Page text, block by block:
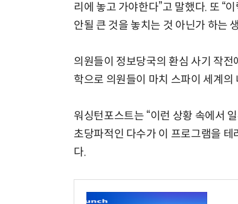
리에 놓고 가야한다”고 말했다. 또 “
안될 큰 것을 놓치는 것 아닌가 하는
의원들이 정보당국의 환심 사기 작
학으로 의원들이 마치 스파이 세계
워싱턴포스트는 “이런 상황 속에서
초당파적인 다수가 이 프로그램을
다.